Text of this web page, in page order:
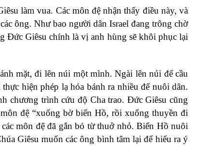
làm vua. Các môn đệ nhận thấy điều này, và
ông. Như bao người dân Israel đang trông chờ
Đức Giêsu chính là vị anh hùng sẽ khôi phục lại
mặt, đi lên núi một mình. Ngài lên núi để cầu
hiện phép lạ hóa bánh ra nhiều để nuôi dân.
chương trình cứu độ Cha trao. Đức Giêsu cũng
đệ “xuống bờ biển Hồ, rồi xuống thuyền đi
môn đệ đã gắn bó từ thuở nhỏ. Biển Hồ nuôi
Giêsu muốn các ông bình tâm lại để hiểu ra ý